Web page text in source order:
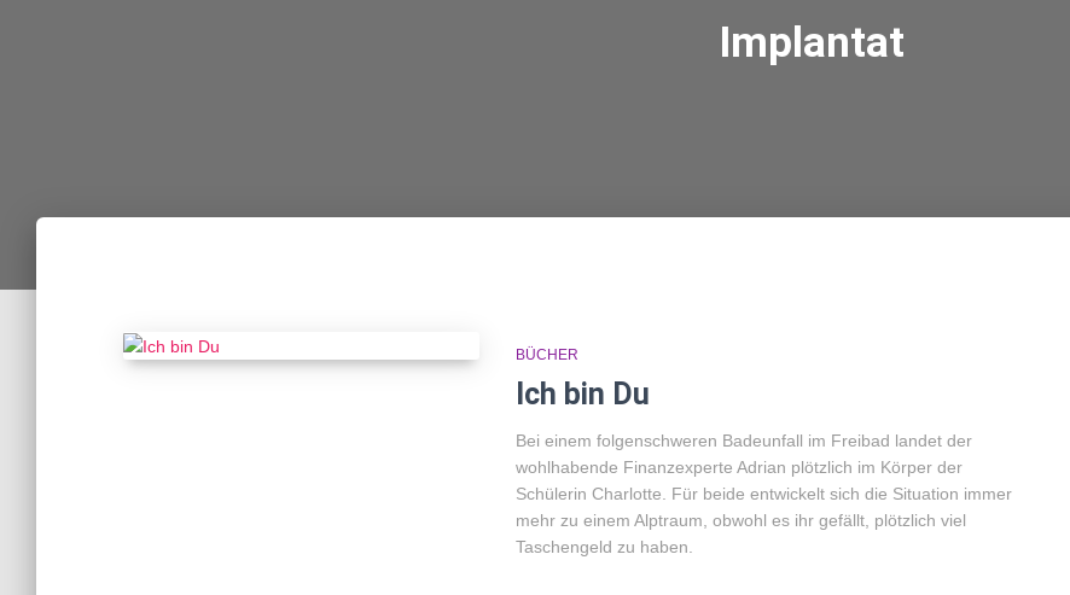
Implantat
BÜCHER
Ich bin Du
Bei einem folgenschweren Badeunfall im Freibad landet der
wohlhabende Finanzexperte Adrian plötzlich im Körper der
Schülerin Charlotte. Für beide entwickelt sich die Situation immer
mehr zu einem Alptraum, obwohl es ihr gefällt, plötzlich viel
Taschengeld zu haben.